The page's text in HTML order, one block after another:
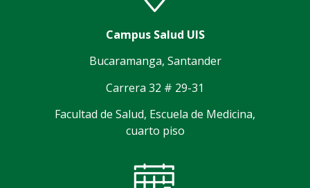
Campus Salud UIS
Bucaramanga, Santander
Carrera 32 # 29-31
Facultad de Salud, Escuela de Medicina,
cuarto piso